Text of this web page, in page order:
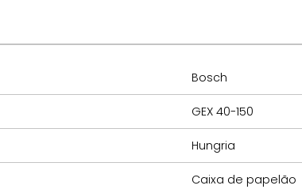
Bosch
GEX 40-150
Hungria
Caixa de papelão